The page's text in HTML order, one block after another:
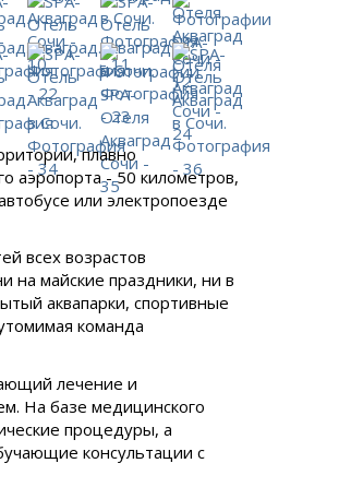
плавно
аэропорта - 50 километров,
или электропоезде
всех возрастов
на майские праздники, ни в
аквапарки, спортивные
команда
лечение и
На базе медицинского
процедуры, а
консультации с